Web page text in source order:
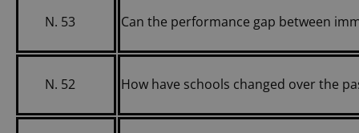
N. 53 Can the performance gap between
N. 52 How have schools changed over the